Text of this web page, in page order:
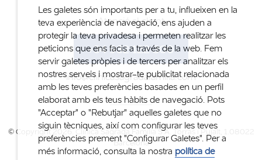
Atenció al client
+34 932 122 300
info@clinicasagradafamilia.com
© Copyright 2026. Clinica Sagrada Família S.A. Torras i Pujalt, 1.08022
Barcelona
Les galetes són importants per a tu, influeixen en la
teva experiència de navegació, ens ajuden a
protegir la teva privadesa i permeten realitzar les
peticions que ens facis a través de la web. Fem
servir galetes pròpies i de tercers per analitzar els
nostres serveis i mostrar-te publicitat relacionada
amb les teves preferències basades en un perfil
elaborat amb els teus hàbits de navegació. Pots
"Acceptar" o "Rebutjar" aquelles galetes que no
siguin tècniques, així com configurar les teves
preferències prement "Configurar Galetes". Per a
més informació, consulta la nostra política de